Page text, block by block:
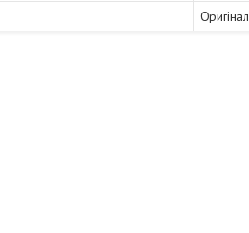
Оригінал